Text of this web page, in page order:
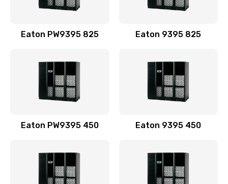
Eaton PW9395 825 Eaton 9395 825
Eaton PW9395 450 Eaton 9395 450